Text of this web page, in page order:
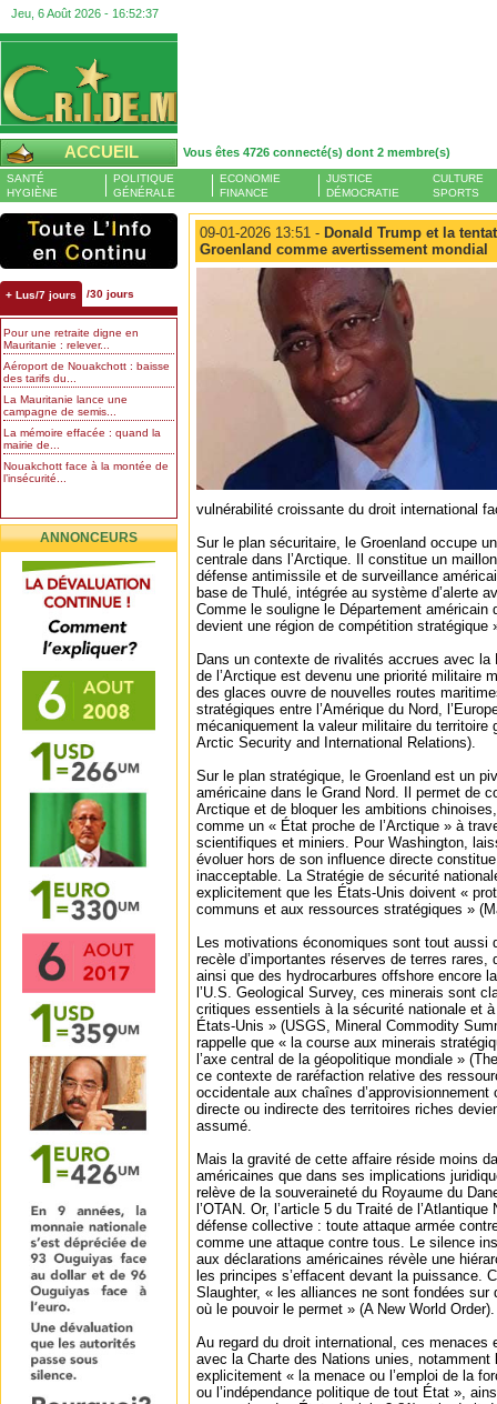
Jeu, 6 Août 2026 - 16:52:37
ACCUEIL Vous êtes 4726 connecté(s) dont 2 membre(s)
SANTÉ
HYGIÈNE
POLITIQUE
GÉNÉRALE
ECONOMIE
FINANCE
JUSTICE
DÉMOCRATIE
CULTURE
SPORTS
+ Lus/7 jours /30 jours
Pour une retraite digne en
Mauritanie : relever...
Aéroport de Nouakchott : baisse
des tarifs du...
La Mauritanie lance une
campagne de semis...
La mémoire effacée : quand la
mairie de...
Nouakchott face à la montée de
l’insécurité...
ANNONCEURS
09-01-2026 13:51 - Donald Trump et la
Groenland comme avertissement mondial
vulnérabilité croissante du droit international
Sur le plan sécuritaire, le Groenland occupe
centrale dans l’Arctique. Il constitue un
défense antimissile et de surveillance
base de Thulé, intégrée au système d’alerte
Comme le souligne le Département américain
devient une région de compétition stratégique
Dans un contexte de rivalités accrues avec
de l’Arctique est devenu une priorité militaire
des glaces ouvre de nouvelles routes
stratégiques entre l’Amérique du Nord,
mécaniquement la valeur militaire du territoire
Arctic Security and International Relations).
Sur le plan stratégique, le Groenland est un
américaine dans le Grand Nord. Il permet de
Arctique et de bloquer les ambitions
comme un « État proche de l’Arctique » à
scientifiques et miniers. Pour Washington,
évoluer hors de son influence directe
inacceptable. La Stratégie de sécurité
explicitement que les États-Unis doivent «
communs et aux ressources stratégiques »
Les motivations économiques sont tout aussi
recèle d’importantes réserves de terres rares,
ainsi que des hydrocarbures offshore encore
l’U.S. Geological Survey, ces minerais sont
critiques essentiels à la sécurité nationale et
États-Unis » (USGS, Mineral Commodity
rappelle que « la course aux minerais
l’axe central de la géopolitique mondiale »
ce contexte de raréfaction relative des
occidentale aux chaînes d’approvisionnement
directe ou indirecte des territoires riches
assumé.
Mais la gravité de cette affaire réside moins
américaines que dans ses implications
relève de la souveraineté du Royaume du
l’OTAN. Or, l’article 5 du Traité de
défense collective : toute attaque armée
comme une attaque contre tous. Le silence
aux déclarations américaines révèle une
les principes s’effacent devant la puissance.
Slaughter, « les alliances ne sont fondées sur
où le pouvoir le permet » (A New World Order).
Au regard du droit international, ces menaces
avec la Charte des Nations unies, notamment
explicitement « la menace ou l’emploi de la
ou l’indépendance politique de tout État »,